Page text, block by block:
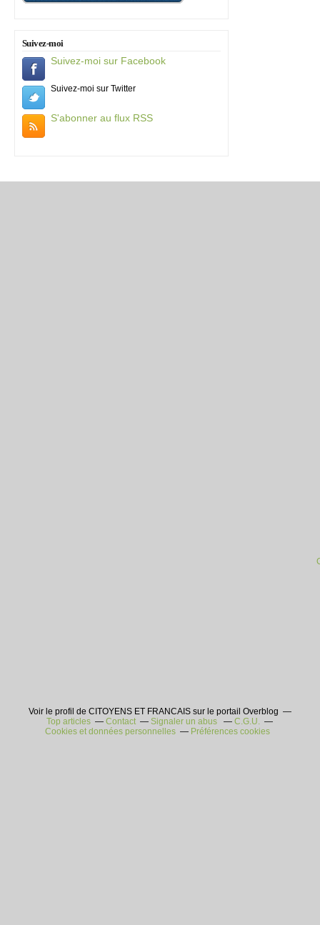
Suivez-moi
Suivez-moi sur Facebook
Suivez-moi sur Twitter
S'abonner au flux RSS
Voir le profil de CITOYENS ET FRANCAIS sur le portail Overblog
Top articles
Contact Signaler un abus
C.G.U.
Cookies et données personnelles
Préférences cookies